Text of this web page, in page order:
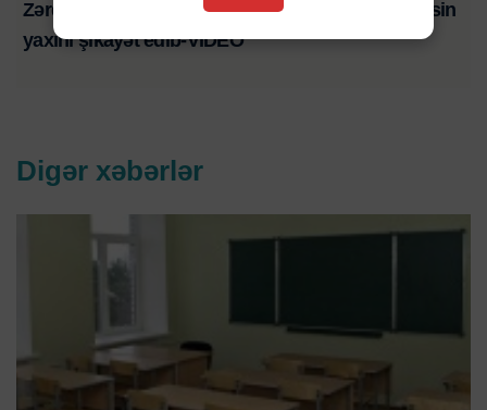
Zərdabda baş verən ağır yol qəzasında ölən şəxsin
yaxını şikayət edib-VİDEO
Digər xəbərlər